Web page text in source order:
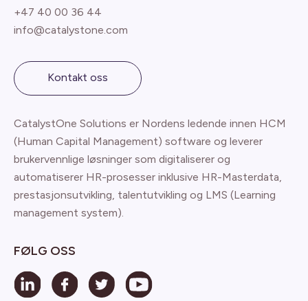
+47 40 00 36 44
info@catalystone.com
Kontakt oss
CatalystOne Solutions er Nordens ledende innen HCM
(Human Capital Management) software og leverer
brukervennlige løsninger som digitaliserer og
automatiserer HR-prosesser inklusive HR-Masterdata,
prestasjonsutvikling, talentutvikling og LMS (Learning
management system).
FØLG OSS